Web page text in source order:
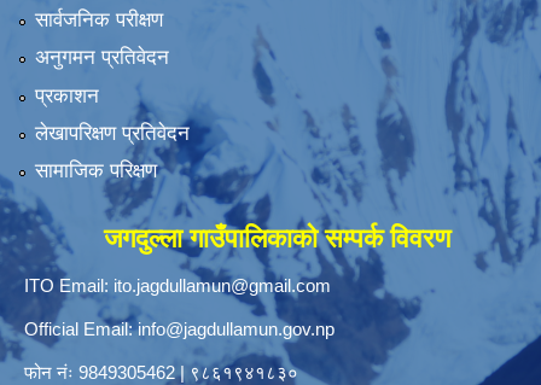
सार्वजनिक परीक्षण
अनुगमन प्रतिवेदन
प्रकाशन
लेखापरिक्षण प्रतिवेदन
सामाजिक परिक्षण
जगदुल्ला गाउँपालिकाको सम्पर्क विवरण
ITO Email: ito.jagdullamun@gmail.com
Official Email:info@jagdullamun.gov.np
फोन नंः 9849305462| ९८६१९४१८३०